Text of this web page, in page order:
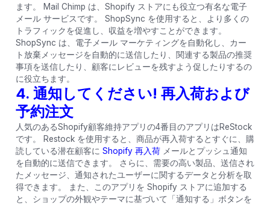
ます。 Mail Chimp は、Shopify ストアにも役立つ有名な電子
メール サービスです。 ShopSync を使用すると、より多くの
トラフィックを促進し、収益を増やすことができます。
ShopSync は、電子メール マーケティングを自動化し、カー
ト放棄メッセージを自動的に送信したり、関連する製品の推奨
事項を送信したり、顧客にレビューを残すよう促したりするの
に役立ちます。
4. 通知してください! 再入荷および
予約注文
人気のあるShopify顧客維持アプリの4番目のアプリはReStock
です。 Restock を使用すると、商品が再入荷するとすぐに、購
読している潜在顧客に Shopify 再入荷メールとプッシュ通知
を自動的に送信できます。 さらに、需要の高い製品、送信され
たメッセージ、通知されたユーザーに関するデータと分析を取
得できます。 また、このアプリを Shopify ストアに追加する
と、ショップの外観やテーマに基づいて「通知する」ボタンを